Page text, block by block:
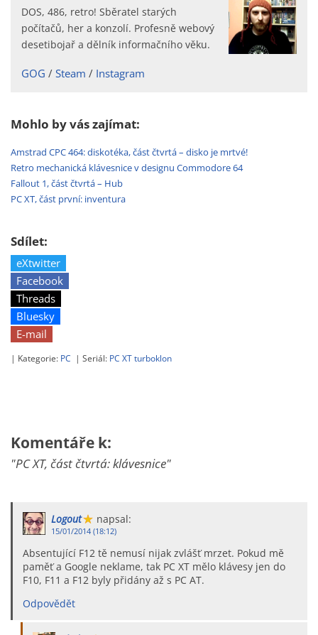
DOS, 486, retro! Sběratel starých
počítačů, her a konzolí. Profesně webový
desetibojař a dělník informačního věku.
GOG Steam Instagram
Mohlo by vás zajímat:
Amstrad CPC 464: diskotéka, část čtvrtá – disko je mrtvé!
Retro mechanická klávesnice v designu Commodore 64
Fallout 1, část čtvrtá – Hub
PC XT, část první: inventura
Sdílet:
eXtwitter
Facebook
Threads
Bluesky
E-mail
| Kategorie: PC | Seriál: PC XT turboklon
Komentáře k:
"PC XT, část čtvrtá: klávesnice"
Logout napsal:
15/01/2014 (18:12)
Absentující F12 tě nemusí nijak zvlášť mrzet. Pokud mě
paměť a Google neklame, tak PC XT mělo klávesy jen do
F10, F11 a F12 byly přidány až s PC AT.
Odpovědět